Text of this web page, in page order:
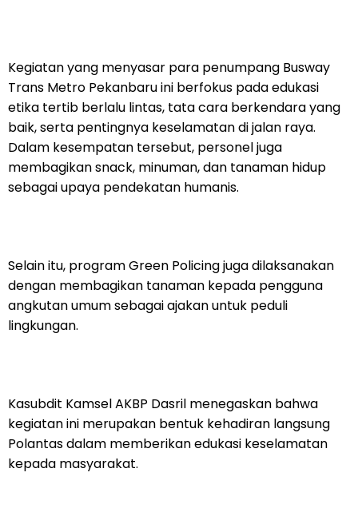
Kegiatan yang menyasar para penumpang Busway
Trans Metro Pekanbaru ini berfokus pada edukasi
etika tertib berlalu lintas, tata cara berkendara yang
baik, serta pentingnya keselamatan di jalan raya.
Dalam kesempatan tersebut, personel juga
membagikan snack, minuman, dan tanaman hidup
sebagai upaya pendekatan humanis.
Selain itu, program Green Policing juga dilaksanakan
dengan membagikan tanaman kepada pengguna
angkutan umum sebagai ajakan untuk peduli
lingkungan.
Kasubdit Kamsel AKBP Dasril menegaskan bahwa
kegiatan ini merupakan bentuk kehadiran langsung
Polantas dalam memberikan edukasi keselamatan
kepada masyarakat.